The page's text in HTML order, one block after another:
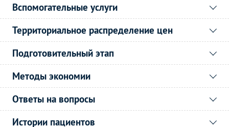
Вспомогательные услуги
Территориальное распределение цен
Подготовительный этап
Методы экономии
Ответы на вопросы
Истории пациентов